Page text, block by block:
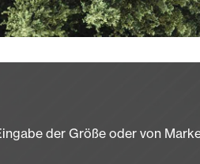
der Größe oder von